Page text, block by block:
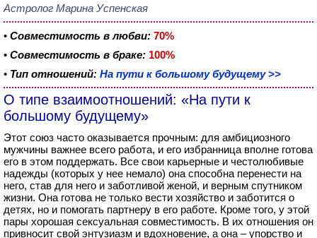
Астролог Марина Успенская
• Совместимость в любви: 70%
• Совместимость в браке: 100%
• Тип отношений: На пути к большому будущему >>
О типе взаимоотношений: «На пути к
большому будущему»
Этот союз часто оказывается прочным: для амбициозного
мужчины важнее всего работа, и его избранница вполне готова
его в этом поддержать. Все свои карьерные и честолюбивые
надежды (которых у нее немало) она способна перенести на
него, став для него и заботливой женой, и верным спутником
жизни. Она готова не только вести хозяйство и заботится о
детях, но и помогать партнеру в его работе. Кроме того, у этой
пары хорошая сексуальная совместимость. В их отношения он
привносит свой энтузиазм и вдохновение, а она – упорство и